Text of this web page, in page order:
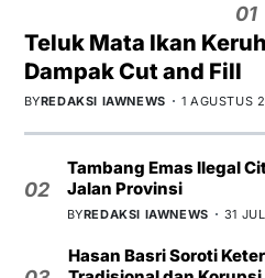
01
Teluk Mata Ikan
Dampak Cut and Fill
BYREDAKSI IAWNEWS 1 AGUSTUS
02
Tambang Emas Ilegal
Jalan Provinsi
BYREDAKSI IAWNEWS 31
Hasan Basri Soroti